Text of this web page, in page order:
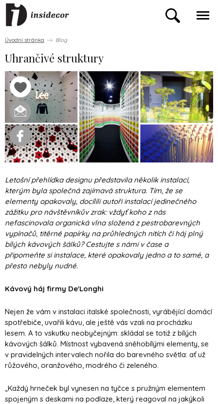
Úvodní stránka Blog
Uhrančivé struktury
Letošní přehlídka designu představila několik instalací,
kterým byla společná zajímavá struktura. Tím, že se
elementy opakovaly, docílili autoři instalací jedinečného
zážitku pro návštěvníkův zrak: vždyť koho z nás
nefascinovala organická vlna složená z pestrobarevných
vypínačů, titěrné papírky na průhledných nitích či háj plný
bílých kávových šálků? Cestujte s námi v čase a
připomeňte si instalace, které opakovaly jedno a to samé, a
přesto nebyly nudné.
Kávový háj firmy De'Longhi
Nejen že vám v instalaci italské společnosti, vyrábějící domácí
spotřebiče, uvařili kávu, ale ještě vás vzali na procházku
lesem. A to vskutku neobyčejným: skládal se totiž z bílých
kávových šálků. Místnost vybavená sněhobílými elementy, se
v pravidelných intervalech nořila do barevného světla: ať už
růžového, oranžového, modrého či zeleného.
„Každý hrneček byl vynesen na tyčce s pružným elementem
spojeným s deskami na podlaze, který reagoval na jakýkoli